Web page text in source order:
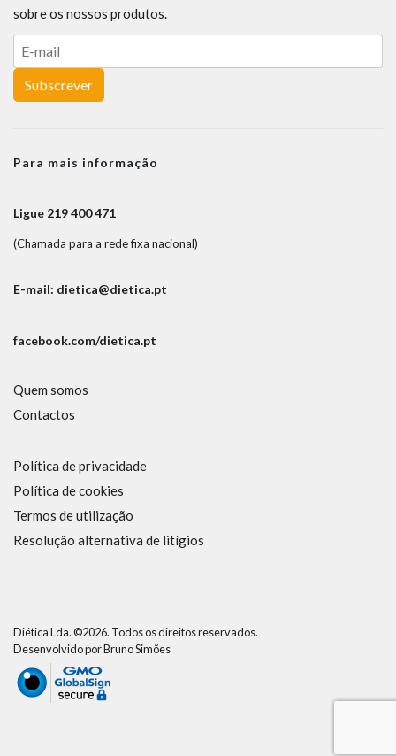
sobre os nossos produtos.
Subscrever
Para mais informação
Ligue 219 400 471
(Chamada para a rede fixa nacional)
E-mail: dietica@dietica.pt
facebook.com/dietica.pt
Quem somos
Contactos
Política de privacidade
Política de cookies
Termos de utilização
Resolução alternativa de litígios
Diética Lda. ©2026. Todos os direitos reservados.
Desenvolvido porBruno Simões